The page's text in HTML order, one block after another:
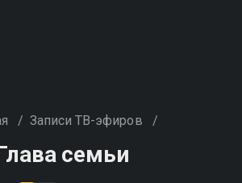
/ Записи ТВ-эфиров /
семьи